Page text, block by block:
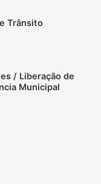
Trânsito
/ Liberação de
Municipal